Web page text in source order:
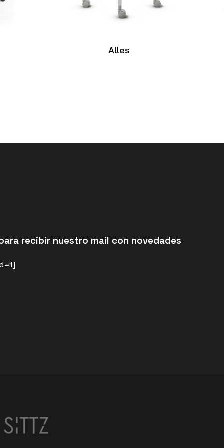
Alles
recibir nuestro mail con novedades